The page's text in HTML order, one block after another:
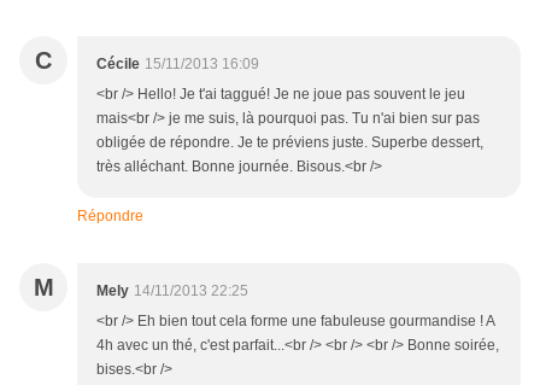
C Cécile 15/11/2013 16:09
<br /> Hello! Je t'ai taggué! Je ne joue pas souvent le jeu
mais<br /> je me suis, là pourquoi pas. Tu n'ai bien sur pas
obligée de répondre. Je te préviens juste. Superbe dessert,
très alléchant. Bonne journée. Bisous.<br />
Répondre
M Mely 14/11/2013 22:25
<br /> Eh bien tout cela forme une fabuleuse gourmandise ! A
4h avec un thé, c'est parfait...<br /> <br /> <br /> Bonne soirée,
bises.<br />